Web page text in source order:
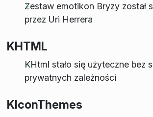
Zestaw emotikon Bryzy został
przez Uri Herrera
KHTML
KHtml stało się użyteczne bez
prywatnych zależności
KIconThemes